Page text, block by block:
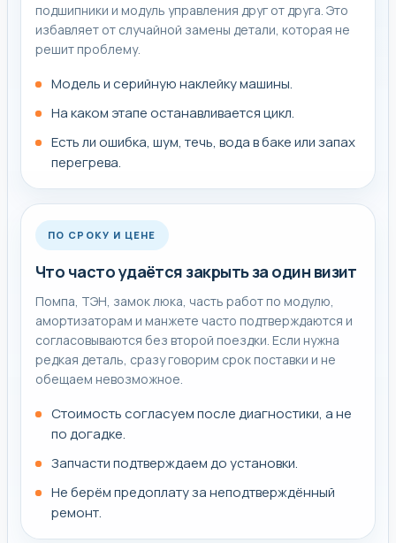
подшипники и модуль управления друг от друга. Это
избавляет от случайной замены детали, которая не
решит проблему.
Модель и серийную наклейку машины.
На каком этапе останавливается цикл.
Есть ли ошибка, шум, течь, вода в баке или запах
перегрева.
ПО СРОКУ И ЦЕНЕ
Что часто удаётся закрыть за один визит
Помпа, ТЭН, замок люка, часть работ по модулю,
амортизаторам и манжете часто подтверждаются и
согласовываются без второй поездки. Если нужна
редкая деталь, сразу говорим срок поставки и не
обещаем невозможное.
Стоимость согласуем после диагностики, а не
по догадке.
Запчасти подтверждаем до установки.
Не берём предоплату за неподтверждённый
ремонт.